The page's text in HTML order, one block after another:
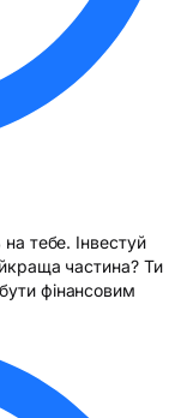
тебе. Інвестуй
частина? Ти
фінансовим